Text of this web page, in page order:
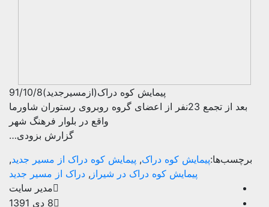
پیمایش کوه دراک(ازمسیرجدید)91/10/8
بعد از تجمع 23نفر از اعضای گروه روبروی رستوران شاورما
واقع در بلوار فرهنگ شهر
گزارش بزودی…
پیمایش کوه دراک,پیمایش کوه دراک از مسیر جدید,
پیمایش کوه دراک در شیراز, دراک از مسیر جدید
مدیر سایت